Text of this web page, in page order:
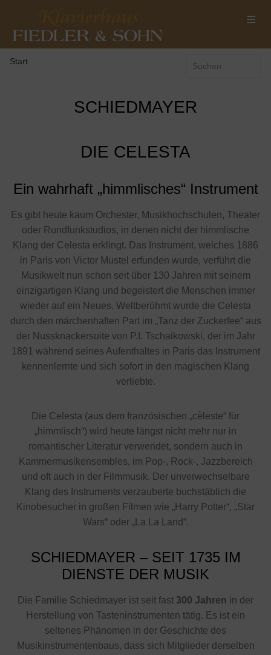
Start
SCHIEDMAYER
DIE CELESTA
Ein wahrhaft „himmlisches“ Instrument
Es gibt heute kaum Orchester, Musikhochschulen, Theater
oder Rundfunkstudios, in denen nicht der himmlische
Klang der Celesta erklingt. Das Instrument, welches 1886
in Paris von Victor Mustel erfunden wurde, verführt die
Musikwelt nun schon seit über 130 Jahren mit seinem
einzigartigen Klang und begeistert die Menschen immer
wieder auf ein Neues. Weltberühmt wurde die Celesta
durch den märchenhaften Part im „Tanz der Zuckerfee“ aus
der Nussknackersuite von P.I. Tschaikowski, der im Jahr
1891 während seines Aufenthaltes in Paris das Instrument
kennenlernte und sich sofort in den magischen Klang
verliebte.
Die Celesta (aus dem französischen „cèleste“ für
„himmlisch“) wird heute längst nicht mehr nur in
romantischer Literatur verwendet, sondern auch in
Kammermusikensembles, im Pop-, Rock-, Jazzbereich
und oft auch in der Filmmusik. Der unverwechselbare
Klang des Instruments verzauberte buchstäblich die
Kinobesucher in großen Filmen wie „Harry Potter“, „Star
Wars“ oder „La La Land“.
SCHIEDMAYER – SEIT 1735 IM
DIENSTE DER MUSIK
Die Familie Schiedmayer ist seit fast 300 Jahren in der
Herstellung von Tasteninstrumenten tätig. Es ist ein
seltenes Phänomen in der Geschichte des
Musikinstrumentenbaus, dass sich Mitglieder derselben